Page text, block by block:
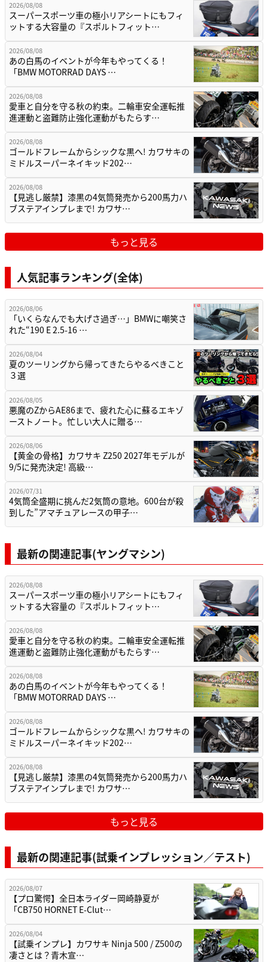
2026/08/08
スーパースポーツ車の極小リアシートにもフィ
ットする大容量の『スポルトフィット…
2026/08/08
あの白馬のイベントが今年もやってくる！
「BMW MOTORRAD DAYS …
2026/08/08
愛車と自分を守る秋の約束。二輪車安全運転推
進運動と盗難防止強化運動がもたらす…
2026/08/08
ゴールドフレームからシックな黒へ! カワサキの
ミドルスーパーネイキッド202…
2026/08/08
【見逃し厳禁】漆黒の4気筒発売から200馬力ハ
ブステアインプレまで! カワサ…
もっと見る
人気記事ランキング(全体)
2026/08/06
「いくらなんでも大げさ過ぎ…」BMWに嘲笑さ
れた“190 E 2.5-16 …
2026/08/04
夏のツーリングから帰ってきたらやるべきこと
３選
2026/08/05
悪魔のZからAE86まで、疲れた心に蘇るエキゾ
ーストノート。忙しい大人に贈る…
2026/08/06
【黄金の骨格】カワサキ Z250 2027年モデルが
9/5に発売決定! 高級…
2026/07/31
4気筒全盛期に挑んだ2気筒の意地。600台が殺
到した”アマチュアレースの甲子…
最新の関連記事(ヤングマシン)
2026/08/08
スーパースポーツ車の極小リアシートにもフィ
ットする大容量の『スポルトフィット…
2026/08/08
愛車と自分を守る秋の約束。二輪車安全運転推
進運動と盗難防止強化運動がもたらす…
2026/08/08
あの白馬のイベントが今年もやってくる！
「BMW MOTORRAD DAYS …
2026/08/08
ゴールドフレームからシックな黒へ! カワサキの
ミドルスーパーネイキッド202…
2026/08/08
【見逃し厳禁】漆黒の4気筒発売から200馬力ハ
ブステアインプレまで! カワサ…
もっと見る
最新の関連記事(試乗インプレッション／テスト)
2026/08/07
【プロ驚愕】全日本ライダー岡崎静夏が
「CB750 HORNET E-Clut…
2026/08/04
【試乗インプレ】カワサキ Ninja 500 / Z500の
凄さとは？青木宣…